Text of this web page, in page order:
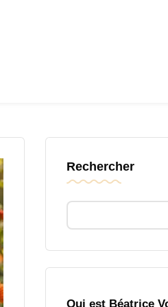
Rechercher
Qui est Béatrice